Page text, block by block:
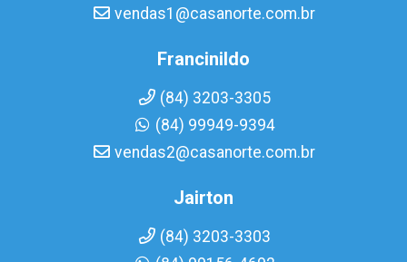
vendas1@casanorte.com.br
Francinildo
(84) 3203-3305
(84) 99949-9394
vendas2@casanorte.com.br
Jairton
(84) 3203-3303